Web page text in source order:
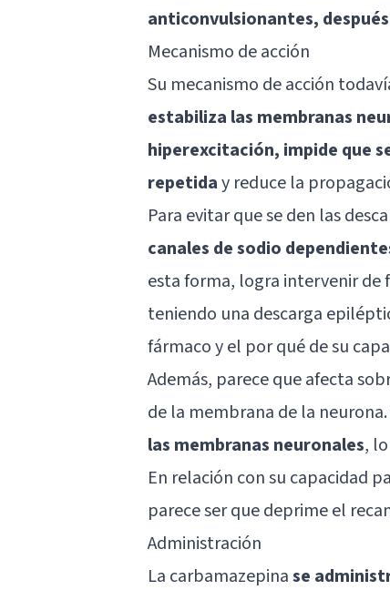
anticonvulsionantes,
Mecanismo de acción
Su mecanismo de acción
estabiliza las membranas
hiperexcitación, impide que
repetiday reduce la
Para evitar que se den las
canales de sodio
esta forma, logra intervenir de
teniendo una descarga
fármaco y el por qué de su
Además, parece que afecta
de la membrana de la neurona.
las membranas neuronales,
En relación con su capacidad
parece ser que deprime el
Administración
La carbamazepinase